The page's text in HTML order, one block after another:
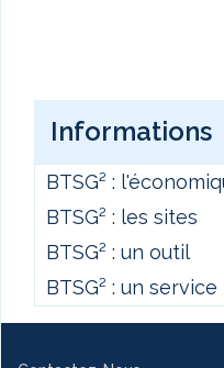
Informations
BTSG² :
BTSG² : les sites
BTSG² : un outil
BTSG² : un service